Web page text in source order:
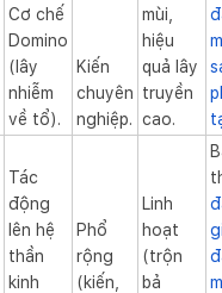
Cơ chế
Domino
(lây
nhiễm
về tổ).
Kiến
chuyên
nghiệp.
mùi,
hiệu
quả lây
truyền
cao.
Tác
động
lên hệ
thần
kinh
Phổ
rộng
(kiến,
Linh
hoạt
(trộn
bả